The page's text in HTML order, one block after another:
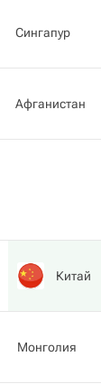
Сингапур
Афганистан
Китай
Монголия